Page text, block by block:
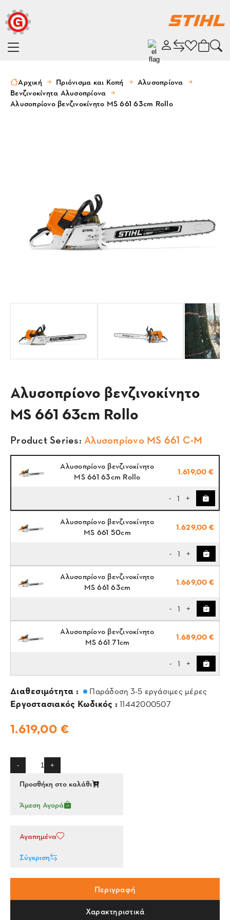
Αρχική Πριόνισμα και Κοπή
Αλυσοπρίονα
Βενζινοκίνητα Αλυσοπρίονα
Αλυσοπρίονο βενζινοκίνητο MS 661 63cm Rollo
Αλυσοπρίονο βενζινοκίνητο
MS 661 63cm Rollo
Product Series: Αλυσοπρίονο MS 661 C-M
Αλυσοπρίονο βενζινοκίνητο
MS 661 63cm Rollo
1.619,00 €
- 1 +
Αλυσοπρίονο βενζινοκίνητο
MS 661 50cm
1.629,00 €
- 1 +
Αλυσοπρίονο βενζινοκίνητο
MS 661 63cm
1.669,00 €
- 1 +
Αλυσοπρίονο βενζινοκίνητο
MS 661 71cm
1.689,00 €
- 1 +
Διαθεσιμότητα : Παράδοση 3-5 εργάσιμες μέρες
Εργοστασιακός Κωδικός : 11442000507
1.619,00 €
- +
Προσθήκη στο καλάθι
Άμεση Αγορά
Αγαπημένα
Σύγκριση
Περιγραφή
Χαρακτηριστικά